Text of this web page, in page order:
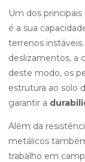
Um dos
é a sua
terrenos
deslizamentos, a
deste modo, os
estrutura ao solo
garantir a
Além da
metálicos
trabalho em